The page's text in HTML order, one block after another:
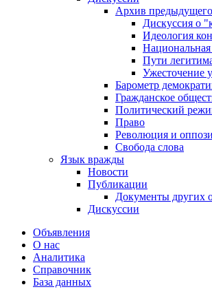
Архив
Дискуссия о
Идеология
Национальная
Пути
Ужесточение
Барометр
Гражданское
Политический
Право
Революция и
Свобода слова
Язык вражды
Новости
Публикации
Документы других
Дискуссии
Объявления
О нас
Аналитика
Справочник
База данных